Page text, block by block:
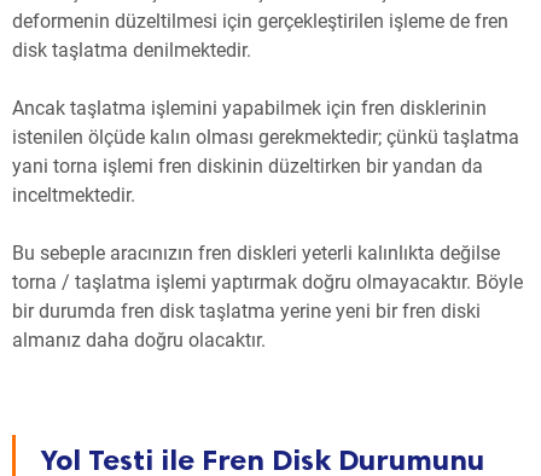
deformenin düzeltilmesi için gerçekleştirilen işleme de fren
disk taşlatma denilmektedir.
Ancak taşlatma işlemini yapabilmek için fren disklerinin
istenilen ölçüde kalın olması gerekmektedir; çünkü taşlatma
yani torna işlemi fren diskinin düzeltirken bir yandan da
inceltmektedir.
Bu sebeple aracınızın fren diskleri yeterli kalınlıkta değilse
torna / taşlatma işlemi yaptırmak doğru olmayacaktır. Böyle
bir durumda fren disk taşlatma yerine yeni bir fren diski
almanız daha doğru olacaktır.
Yol Testi ile Fren Disk Durumunu